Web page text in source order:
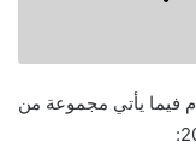
نقدّم فيما يأتي مجموعة من